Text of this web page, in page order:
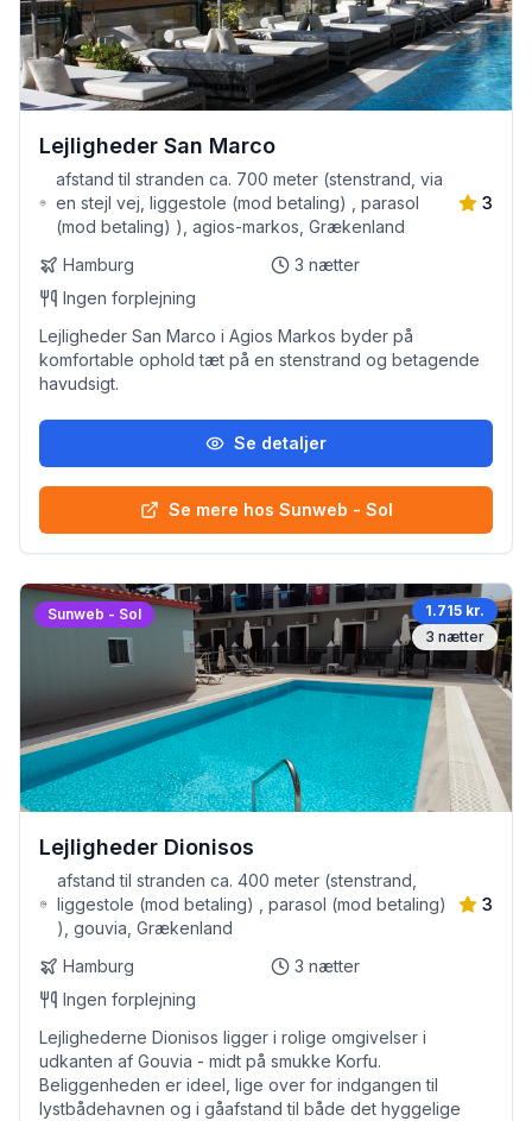
Lejligheder San Marco
afstand til stranden ca. 700 meter (stenstrand, via
en stejl vej, liggestole (mod betaling) , parasol
(mod betaling) ), agios-markos, Grækenland
3
Hamburg 3 nætter
Ingen forplejning
Lejligheder San Marco i Agios Markos byder på
komfortable ophold tæt på en stenstrand og betagende
havudsigt.
Se detaljer
Se mere hos Sunweb - Sol
Sunweb - Sol
1.715 kr.
3 nætter
Lejligheder Dionisos
afstand til stranden ca. 400 meter (stenstrand,
liggestole (mod betaling) , parasol (mod betaling)
), gouvia, Grækenland
3
Hamburg 3 nætter
Ingen forplejning
Lejlighederne Dionisos ligger i rolige omgivelser i
udkanten af Gouvia - midt på smukke Korfu.
Beliggenheden er ideel, lige over for indgangen til
lystbådehavnen og i gåafstand til både det hyggelige